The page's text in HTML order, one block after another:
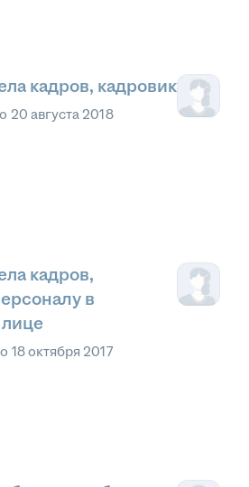
кадров, кадровик
20 августа 2018
кадров,
в
18 октября 2017